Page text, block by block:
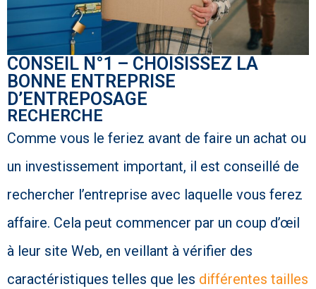
CONSEIL N°1 – CHOISISSEZ LA
BONNE ENTREPRISE
D’ENTREPOSAGE
RECHERCHE
Comme vous le feriez avant de faire un achat ou
un investissement important, il est conseillé de
rechercher l’entreprise avec laquelle vous ferez
affaire. Cela peut commencer par un coup d’œil
à leur site Web, en veillant à vérifier des
caractéristiques telles que les différentes tailles